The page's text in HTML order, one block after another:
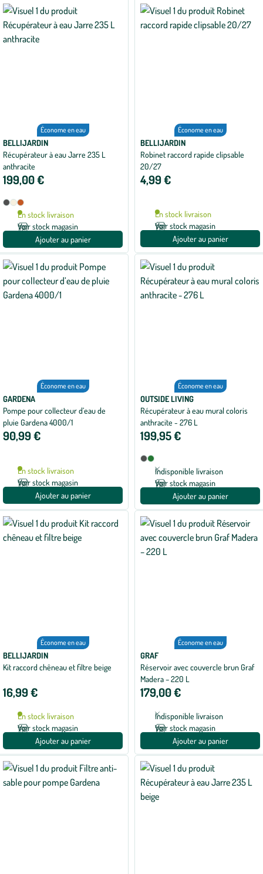
Économe en eau
BELLIJARDIN
Récupérateur à eau Jarre 235 L
anthracite
199,00 €
Disponible
coloris
Anthracite
BeigeTerracotta
En stock livraison
Voir stock magasin
Ajouter au panier
Économe en eau
BELLIJARDIN
Robinet raccord rapide clipsable
20/27
4,99 €
En stock livraison
Voir stock magasin
Ajouter au panier
Économe en eau
GARDENA
Pompe pour collecteur d’eau de
pluie Gardena 4000/1
90,99 €
En stock livraison
Voir stock magasin
Ajouter au panier
Économe en eau
OUTSIDE LIVING
Récupérateur à eau mural coloris
anthracite - 276 L
199,95 €
Disponible
coloris
Anthracite
Vert
foncé
Indisponible livraison
Voir stock magasin
Ajouter au panier
Économe en eau
BELLIJARDIN
Kit raccord chêneau et filtre beige
16,99 €
En stock livraison
Voir stock magasin
Ajouter au panier
Économe en eau
GRAF
Réservoir avec couvercle brun Graf
Madera – 220 L
179,00 €
Indisponible livraison
Voir stock magasin
Ajouter au panier